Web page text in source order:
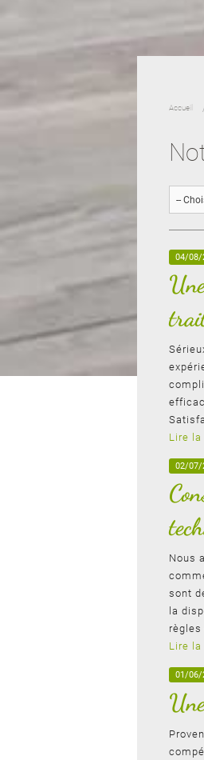
Accueil
04/08/
Lire
02/07/
Nous
sont
la
Lire
01/06/